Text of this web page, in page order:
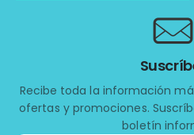
Recibe toda la información
ofertas y promociones.
boletín